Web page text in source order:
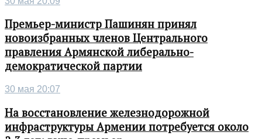
Премьер-министр Пашинян принял
новоизбранных членов Центрального
правления Армянской либерально-
демократической партии
30 мая 20:07
На восстановление железнодорожной
инфраструктуры Армении потребуется около